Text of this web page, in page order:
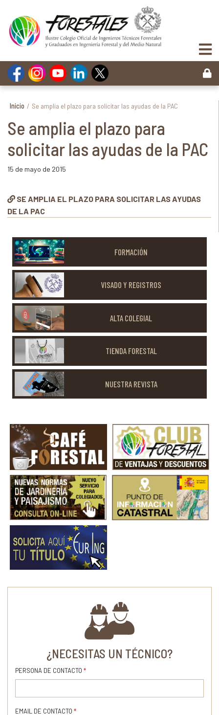
Inicio / Se amplia el plazo para solicitar las ayudas de la PAC
Se amplia el plazo para
solicitar las ayudas de la PAC
15 de mayo de 2015
SE AMPLIA EL PLAZO PARA SOLICITAR LAS AYUDAS
DE LA PAC
FORMACIÓN
VISADO Y REGISTROS
ALTA COLEGIAL
TIENDA FORESTAL
NUESTRA REVISTA
¿NECESITAS UN TÉCNICO?
PERSONA DE CONTACTO *
EMAIL DE CONTACTO *